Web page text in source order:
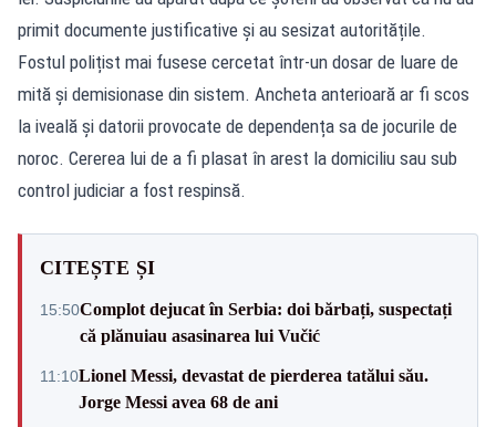
primit documente justificative și au sesizat autoritățile.
Fostul polițist mai fusese cercetat într-un dosar de luare de
mită și demisionase din sistem. Ancheta anterioară ar fi scos
la iveală și datorii provocate de dependența sa de jocurile de
noroc. Cererea lui de a fi plasat în arest la domiciliu sau sub
control judiciar a fost respinsă.
CITEȘTE ȘI
15:50Complot dejucat în Serbia: doi bărbați, suspectați
că plănuiau asasinarea lui Vučić
11:10Lionel Messi, devastat de pierderea tatălui său.
Jorge Messi avea 68 de ani